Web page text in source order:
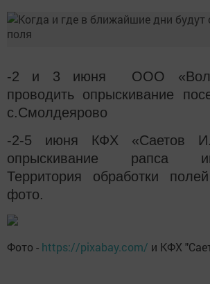
-2 и 3 июня ООО
проводить опрыскивание
с.Смолдеярово
-2-5 июня КФХ «Саетов
опрыскивание рапса
Территория обработки
фото.
Фото - https://pixabay.com/ и КФХ